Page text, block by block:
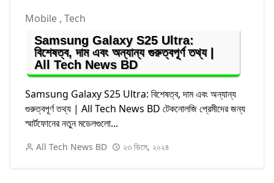
Mobile , Tech
Samsung Galaxy S25 Ultra:
বিশেষত্ব, দাম এবং অন্যান্য গুরুত্বপূর্ণ তথ্য |
All Tech News BD
Samsung Galaxy S25 Ultra: বিশেষত্ব, দাম এবং অন্যান্য
গুরুত্বপূর্ণ তথ্য | All Tech News BD টেকনোলজি প্রেমীদের জন্য
স্মার্টফোনের নতুন মডেলগুলো...
All Tech News BD ২৩ ডিসে, ২০২৪